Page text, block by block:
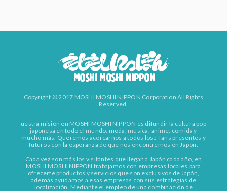
Copyright © 2017 MOSHI MOSHI NIPPON Corporation All Rights
Reserved.
uestra misión en MOSHI MOSHI NIPPON es difundir la cultura pop
japonesa en todo el mundo, moda, música, anime, comida y
mucho más. Queremos acercarnos a todos los J-fans presentes y
futuros con la esperanza de que nos encontremos en Japón.
Cada vez son más los visitantes que llegan a Japón cada año, en
MOSHI MOSHI NIPPON trabajamos con empresas locales para
ofrecerte productos y servicios que son exclusivos de Japón,
además ayudamos a esas empresas con sus estrategias de
localización. Mediante el empleo de una combinación de